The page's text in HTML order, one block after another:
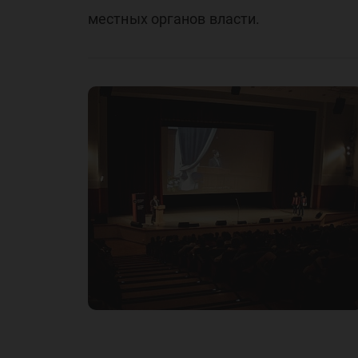
местных органов власти.